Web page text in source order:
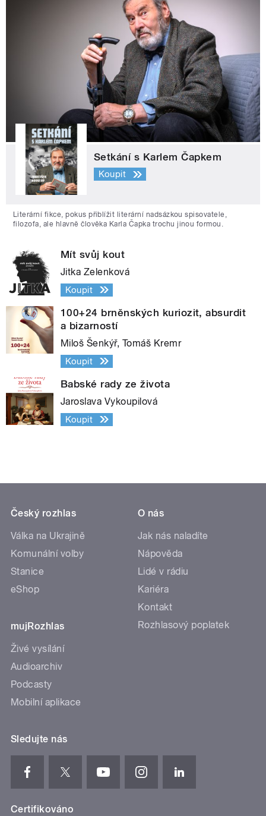
Setkání s Karlem Čapkem
Koupit
Literární fikce, pokus přiblížit literární nadsázkou spisovatele,
filozofa, ale hlavně člověka Karla Čapka trochu jinou formou.
Mít svůj kout
Jitka Zelenková
Koupit
100+24 brněnských kuriozit, absurdit
a bizarností
Miloš Šenkýř, Tomáš Kremr
Koupit
Babské rady ze života
Jaroslava Vykoupilová
Koupit
Český rozhlas
Válka na Ukrajině
Komunální volby
Stanice
eShop
mujRozhlas
Živé vysílání
Audioarchiv
Podcasty
Mobilní aplikace
O nás
Jak nás naladíte
Nápověda
Lidé v rádiu
Kariéra
Kontakt
Rozhlasový poplatek
Sledujte nás
Certifikováno